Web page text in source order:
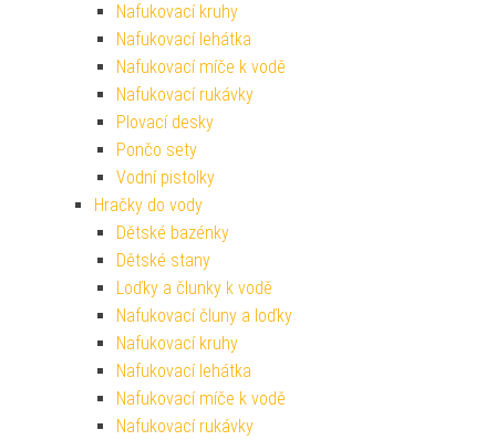
Nafukovací kruhy
Nafukovací lehátka
Nafukovací míče k vodě
Nafukovací rukávky
Plovací desky
Pončo sety
Vodní pistolky
Hračky do vody
Dětské bazénky
Dětské stany
Loďky a člunky k vodě
Nafukovací čluny a loďky
Nafukovací kruhy
Nafukovací lehátka
Nafukovací míče k vodě
Nafukovací rukávky